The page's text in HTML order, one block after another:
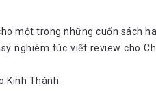
một trong những cuốn sách
nghiêm túc viết review cho
Kinh Thánh.